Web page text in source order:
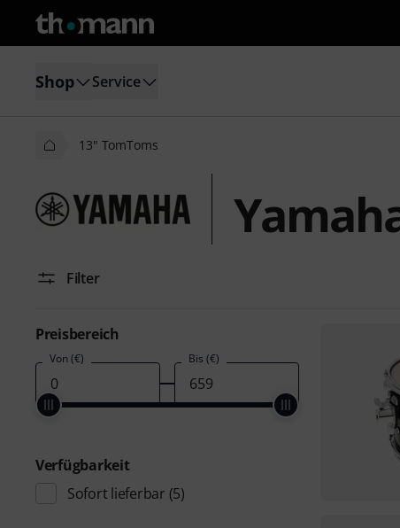
Shop Service
13" TomToms
Filter
Preisbereich
Von (€) Bis (€)
Verfügbarkeit
Sofort lieferbar (5)